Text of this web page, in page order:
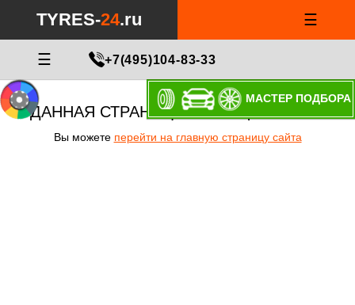
TYRES-24.ru ☰
☰ +7(495)104-83-33
МАСТЕР ПОДБОРА
ДАННАЯ СТРАНИЦА НЕ СУЩЕСТВУЕТ!
Вы можете перейти на главную страницу сайта